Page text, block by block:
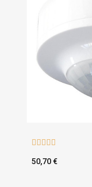
    
50,70 €